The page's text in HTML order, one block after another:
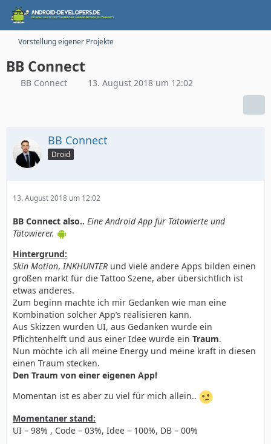
Vorstellung eigener Projekte
BB Connect
BB Connect 13. August 2018 um 12:02
BB Connect
Droid
13. August 2018 um 12:02
BB Connect also.. Eine Android App für Tätowierte und
Tätowierer.
Hintergrund:
Skin Motion, INKHUNTER und viele andere Apps bilden einen
großen markt für die Tattoo Szene, aber übersichtlich ist
etwas anderes.
Zum beginn machte ich mir Gedanken wie man eine
Kombination solcher App’s realisieren kann.
Aus Skizzen wurden UI, aus Gedanken wurde ein
Pflichtenhelft und aus einer Idee wurde ein Traum.
Nun möchte ich all meine Energy und meine kraft in diesen
einen Traum stecken.
Den Traum von einer eigenen App!
Momentan ist es aber zu viel für mich allein..
Momentaner stand:
UI – 98% , Code – 03%, Idee – 100%, DB – 00%